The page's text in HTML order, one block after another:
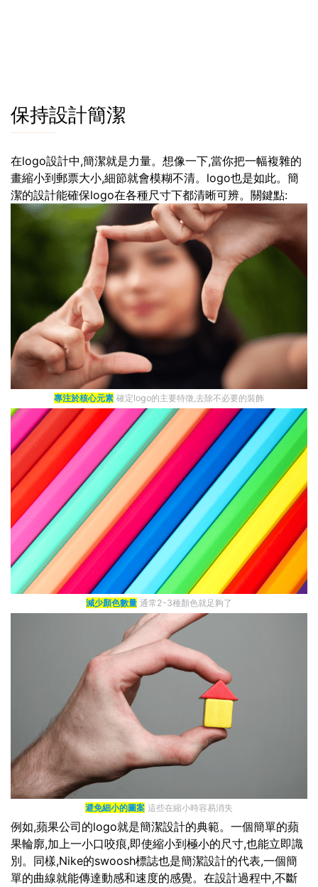
保持設計簡潔
在logo設計中,簡潔就是力量。想像一下,當你把一幅複雜的
畫縮小到郵票大小,細節就會模糊不清。logo也是如此。簡
潔的設計能確保logo在各種尺寸下都清晰可辨。關鍵點:
專注於核心元素 確定logo的主要特徵,去除不必要的裝飾
減少顏色數量 通常2-3種顏色就足夠了
避免細小的圖案 這些在縮小時容易消失
例如,蘋果公司的logo就是簡潔設計的典範。一個簡單的蘋
果輪廓,加上一小口咬痕,即使縮小到極小的尺寸,也能立即識
別。同樣,Nike的swoosh標誌也是簡潔設計的代表,一個簡
單的曲線就能傳達動感和速度的感覺。在設計過程中,不斷